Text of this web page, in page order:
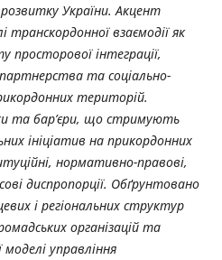
України. Акцент
транскордонної взаємодії як
просторової інтеграції,
та соціально-
територій.
та бар’єри, що стримують
ініціатив на прикордонних
нормативно-правові,
диспропорції. Обґрунтовано
і регіональних структур
організацій та
моделі управління